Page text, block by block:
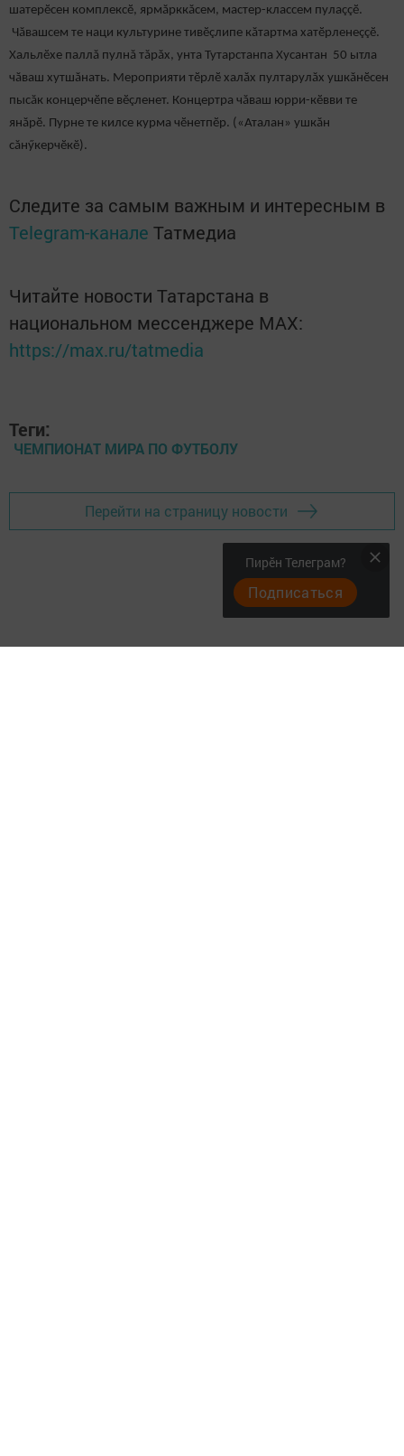
шатерӗсен комплексӗ, ярмăрккăсем, мастер-классем пулаççӗ.
Чăвашсем те наци культурине тивӗçлипе кăтартма хатӗрленеççӗ.
Хальлӗхе паллă пулнă тăрăх, унта Тутарстанпа Хусантан 50 ытла
чăваш хутшăнать. Мероприяти тӗрлӗ халăх пултарулăх ушкăнӗсен
пысăк концерчӗпе вӗçленет. Концертра чăваш юрри-кӗвви те
янăрӗ. Пурне те килсе курма чӗнетпӗр. («Аталан» ушкăн
сăнӳкерчӗкӗ).
Следите за самым важным и интересным в
Telegram-канале Татмедиа
Читайте новости Татарстана в
национальном мессенджере MАХ:
https://max.ru/tatmedia
Теги:
ЧЕМПИОНАТ МИРА ПО ФУТБОЛУ
Перейти на страницу новости
Пирӗн Телеграм?
Подписаться